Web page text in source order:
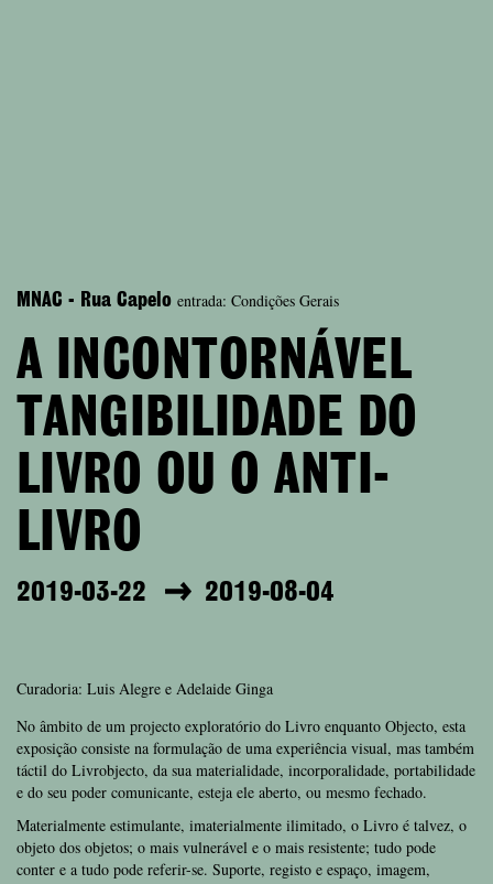
MNAC - Rua Capelo entrada: Condições Gerais
A INCONTORNÁVEL
TANGIBILIDADE DO
LIVRO OU O ANTI-
LIVRO
2019-03-22 2019-08-04
Curadoria: Luis Alegre e Adelaide Ginga
No âmbito de um projecto exploratório do Livro enquanto Objecto, esta
exposição consiste na formulação de uma experiência visual, mas também
táctil do Livrobjecto, da sua materialidade, incorporalidade, portabilidade
e do seu poder comunicante, esteja ele aberto, ou mesmo fechado.
Materialmente estimulante, imaterialmente ilimitado, o Livro é talvez, o
objeto dos objetos; o mais vulnerável e o mais resistente; tudo pode
conter e a tudo pode referir-se. Suporte, registo e espaço, imagem,